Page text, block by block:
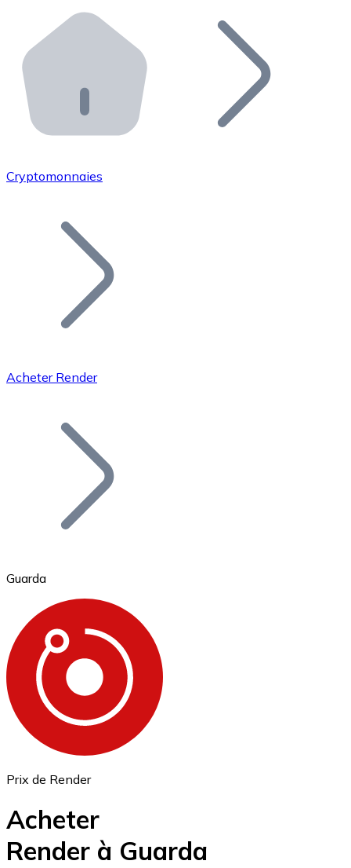
Distributeurs automatiques Bitnovo
Intégrez un ATM Bitnovo dans votre entreprise et
API Bitnovo
Intégrez notre API dans votre écosystème.
Rejoignez notre réseau de distributeurs et
Ajoutez le token de votre projet à notre service
Bitcoin
Ethereum
ETH
Cryptomonnaies
Acheter Render
Guarda
Prix de Render
Acheter
Render à Guarda